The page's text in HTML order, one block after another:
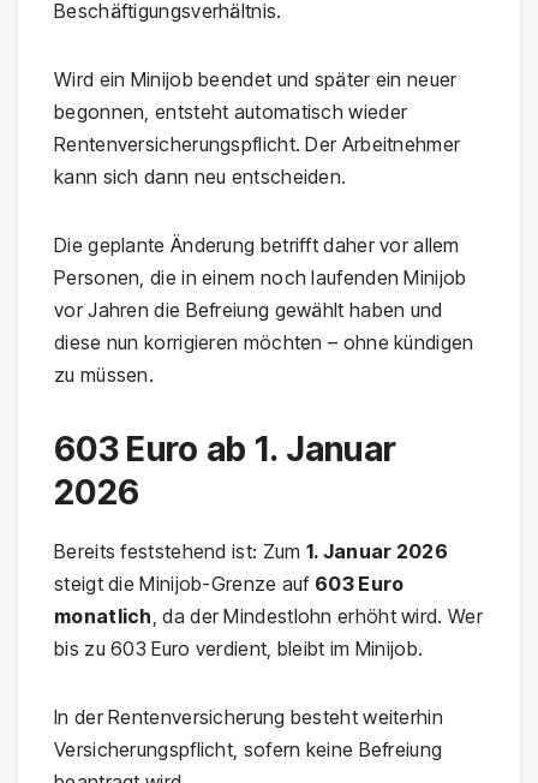
Beschäftigungsverhältnis.
Wird ein Minijob beendet und später ein neuer
begonnen, entsteht automatisch wieder
Rentenversicherungspflicht. Der Arbeitnehmer
kann sich dann neu entscheiden.
Die geplante Änderung betrifft daher vor allem
Personen, die in einem noch laufenden Minijob
vor Jahren die Befreiung gewählt haben und
diese nun korrigieren möchten – ohne kündigen
zu müssen.
603 Euro ab 1. Januar
2026
Bereits feststehend ist: Zum 1. Januar 2026
steigt die Minijob-Grenze auf 603 Euro
monatlich, da der Mindestlohn erhöht wird. Wer
bis zu 603 Euro verdient, bleibt im Minijob.
In der Rentenversicherung besteht weiterhin
Versicherungspflicht, sofern keine Befreiung